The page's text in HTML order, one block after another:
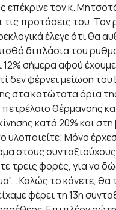
επέκρινε τον κ.
προτάσεις του. Τον
έλεγε ότι θα
διπλάσια του
12% σήμερα αφού
δεν φέρνει μείωση
στα κατώτατα όρια
θέρμανσης
κατά 20% και στη
υλοποιείτε; Μόνο
στους
τρεις φορές, για να
Καλώς το κάνετε, θα
φέρει τη 13η